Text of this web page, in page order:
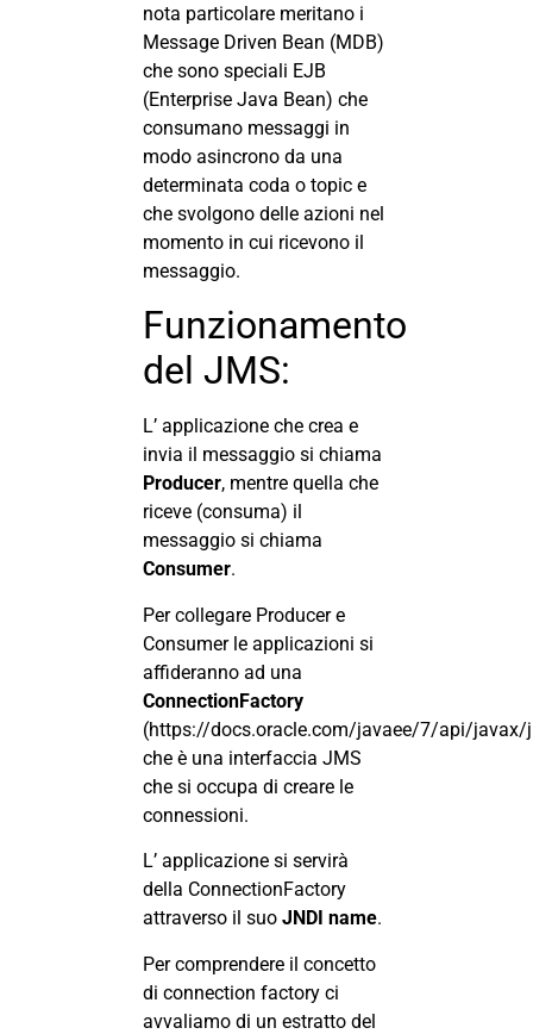
nota particolare meritano i
Message Driven Bean (MDB)
che sono speciali EJB
(Enterprise Java Bean) che
consumano messaggi in
modo asincrono da una
determinata coda o topic e
che svolgono delle azioni nel
momento in cui ricevono il
messaggio.
Funzionamento
del JMS:
L’ applicazione che crea e
invia il messaggio si chiama
Producer, mentre quella che
riceve (consuma) il
messaggio si chiama
Consumer.
Per collegare Producer e
Consumer le applicazioni si
affideranno ad una
ConnectionFactory
(https://docs.oracle.com/javaee/7/api/javax/
che è una interfaccia JMS
che si occupa di creare le
connessioni.
L’ applicazione si servirà
della ConnectionFactory
attraverso il suo JNDI name.
Per comprendere il concetto
di connection factory ci
avvaliamo di un estratto del